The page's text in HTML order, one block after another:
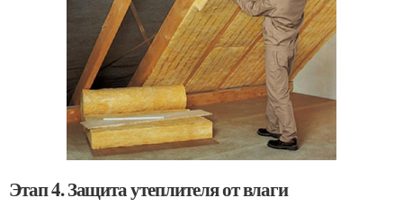
Этап 4. Защита утеплителя от влаги